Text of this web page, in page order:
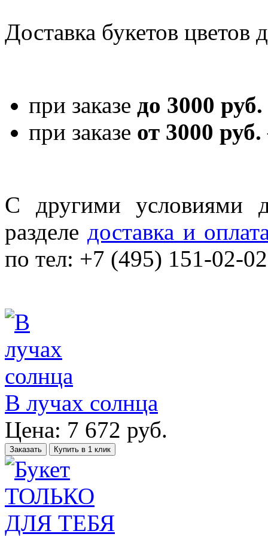
Доставка букетов цветов
при заказе до 3000 руб.
при заказе от 3000 руб.
С другими условиями
разделе доставка и
по тел: +7 (495) 151-02-02
В лучах солнца
Цена: 7 672 руб.
Заказать Купить в 1 клик